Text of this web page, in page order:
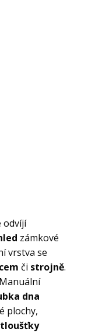
odvíjí
zámkové
vrstva se
či strojně.
dna
plochy,
tloušťky